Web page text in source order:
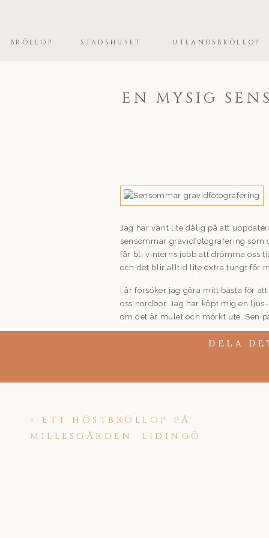
BRÖLLOP UTLANDSBRÖLLOP
STADSHUSET
EN MYSIG
Jag har varit lite dålig på att
sensommar gravidfotografering som
får bli vinterns jobb att drömma oss
och det blir alltid lite extra tungt för
I år försöker jag göra mitt bästa för
oss nordbor. Jag har köpt mig en
om det är mulet och mörkt ute. Sen
vilken tid det än är på dagen. Man
julpyntas här hemma och göras
inför kommande bröllopssäsong,
bröllopssäsongen så blir det inte så
DELA
« ETT HÖSTBRÖLLOP PÅ
MILLESGÅRDEN, LIDINGÖ